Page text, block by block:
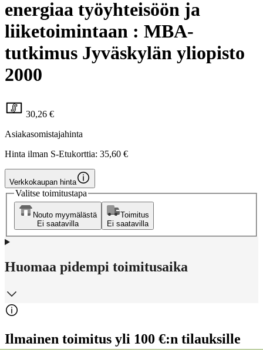
energiaa työyhteisöön ja
liiketoimintaan : MBA-
tutkimus Jyväskylän yliopisto
2000
30,26 €
Asiakasomistajahinta
Hinta ilman S-Etukorttia: 35,60 €
Verkkokaupan hinta
Valitse toimitustapa
Nouto myymälästä
Ei saatavilla
Toimitus
Ei saatavilla
Huomaa pidempi toimitusaika
Ilmainen toimitus yli 100 €:n tilauksille